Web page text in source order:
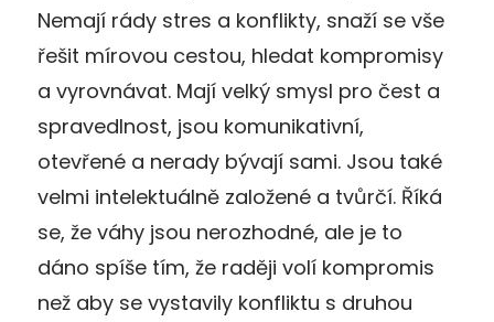
Nemají rády stres a konflikty, snaží se vše
řešit mírovou cestou, hledat kompromisy
a vyrovnávat. Mají velký smysl pro čest a
spravedlnost, jsou komunikativní,
otevřené a nerady bývají sami. Jsou také
velmi intelektuálně založené a tvůrčí. Říká
se, že váhy jsou nerozhodné, ale je to
dáno spíše tím, že raději volí kompromis
než aby se vystavily konfliktu s druhou